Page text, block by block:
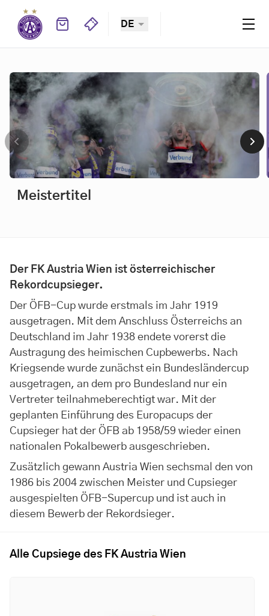
DE
Cupsiege
Meistertitel
Der FK Austria Wien ist österreichischer
Rekordcupsieger.
Der ÖFB-Cup wurde erstmals im Jahr 1919
ausgetragen. Mit dem Anschluss Österreichs an
Deutschland im Jahr 1938 endete vorerst die
Austragung des heimischen Cupbewerbs. Nach
Kriegsende wurde zunächst ein Bundesländercup
ausgetragen, an dem pro Bundesland nur ein
Vertreter teilnahmeberechtigt war. Mit der
geplanten Einführung des Europacups der
Cupsieger hat der ÖFB ab 1958/59 wieder einen
nationalen Pokalbewerb ausgeschrieben.
Zusätzlich gewann Austria Wien sechsmal den von
1986 bis 2004 zwischen Meister und Cupsieger
ausgespielten ÖFB-Supercup und ist auch in
diesem Bewerb der Rekordsieger.
Alle Cupsiege des FK Austria Wien